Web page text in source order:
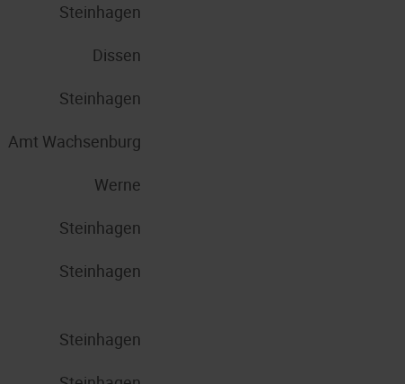
Steinhagen
Dissen
Steinhagen
Amt Wachsenburg
Werne
Steinhagen
Steinhagen
Steinhagen